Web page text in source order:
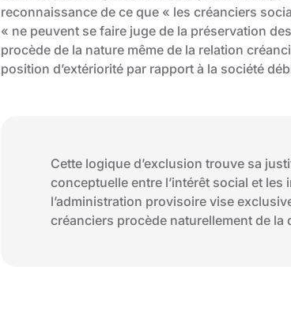
reconnaissance de ce que « les créanciers
« ne peuvent se faire juge de la préservation
procède de la nature même de la relation
position d’extériorité par rapport à la société
Cette logique d’exclusion trouve sa
conceptuelle entre l’intérêt social et
l’administration provisoire vise
créanciers procède naturellement de